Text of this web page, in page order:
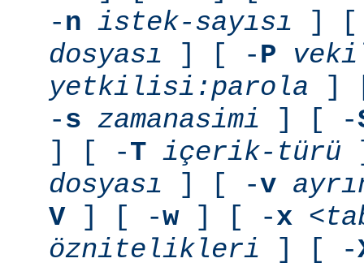
-n istek-sayısı ] [
dosyası ] [ -P
yetkilisi:parola ]
-s zamanasimi ] [ -
] [ -T içerik-türü
dosyası ] [ -v
V] [ -w] [ -x
öznitelikleri ] [ -